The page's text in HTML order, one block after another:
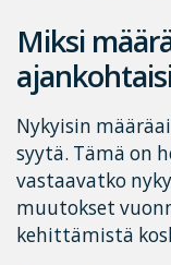
Miksi
Nykyisin
syytä. Tämä on
vastaavatko
muutokset
kehittämistä